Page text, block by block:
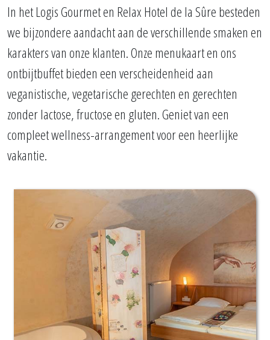
In het Logis Gourmet en Relax Hotel de la Sûre besteden
we bijzondere aandacht aan de verschillende smaken en
karakters van onze klanten. Onze menukaart en ons
ontbijtbuffet bieden een verscheidenheid aan
veganistische, vegetarische gerechten en gerechten
zonder lactose, fructose en gluten. Geniet van een
compleet wellness-arrangement voor een heerlijke
vakantie.